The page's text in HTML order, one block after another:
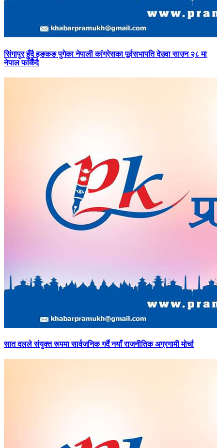
सिंगापुरहुँदै हङकङ पुगेका नेपाली कांग्रेसका पूर्वसभापति देउवा साउन २८ मा
नेपाल फर्किँदै
सातदलले संयुक्त रूपमा सार्वजनिक गर्दै नयाँ राजनीतिक अग्रगामी मोर्चा